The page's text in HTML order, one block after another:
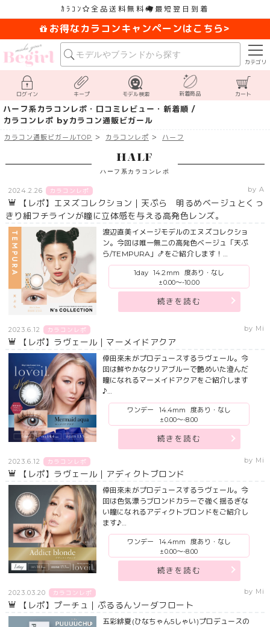
ｶﾗｺﾝ 全品送料無料 最短翌日到着
お得なカラコンキャンペーンはこちら>
カテゴリ
ログイン キープ モデル検索 新着商品 カート
ハーフ系カラコンレポ・口コミレビュー・新着順 /
カラコンレポ byカラコン通販ビガール
カラコン通販ビガールTOP カラコンレポ ハーフ
HALF
ハーフ系カラコンレポ
2024.2.26 カラコンレポ by A
【レポ】エヌズコレクション｜天ぷら 明るめベージュとくっ
きり細フチラインが瞳に立体感を与える高発色レンズ。
渡辺直美イメージモデルのエヌズコレクショ
ン。今回は唯一無二の高発色ベージュ「天ぷ
ら/TEMPURA」🍤をご紹介します！…
1day 14.2mm
度あり・なし
±0.00～-10.00
続きを読む
2023.6.12 カラコンレポ by Mi
【レポ】ラヴェール｜マーメイドアクア
倖田來未がプロデュースするラヴェール。今
回は鮮やかなクリアブルーで艶めいた澄んだ
瞳になれるマーメイドアクアをご紹介します
♪…
ワンデー 14.4mm
度あり・なし
±0.00～-8.00
続きを読む
2023.6.12 カラコンレポ by Mi
【レポ】ラヴェール｜アディクトブロンド
倖田來未がプロデュースするラヴェール。今
回は色気漂うブロンドカラーで強く揺るぎな
い瞳になれるアディクトブロンドをご紹介し
ます♪…
ワンデー 14.4mm
度あり・なし
±0.00～-8.00
続きを読む
2023.03.20 カラコンレポ by Mi
【レポ】プーチュ｜ぷるるんソーダフロート
五彩緋夏(ひなちゃん5しゃい)プロデュースの